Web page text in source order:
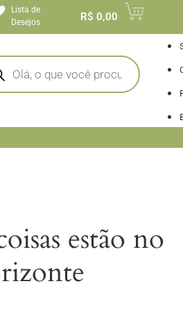
Lista de
Desejos
R$ 0,00
estão no